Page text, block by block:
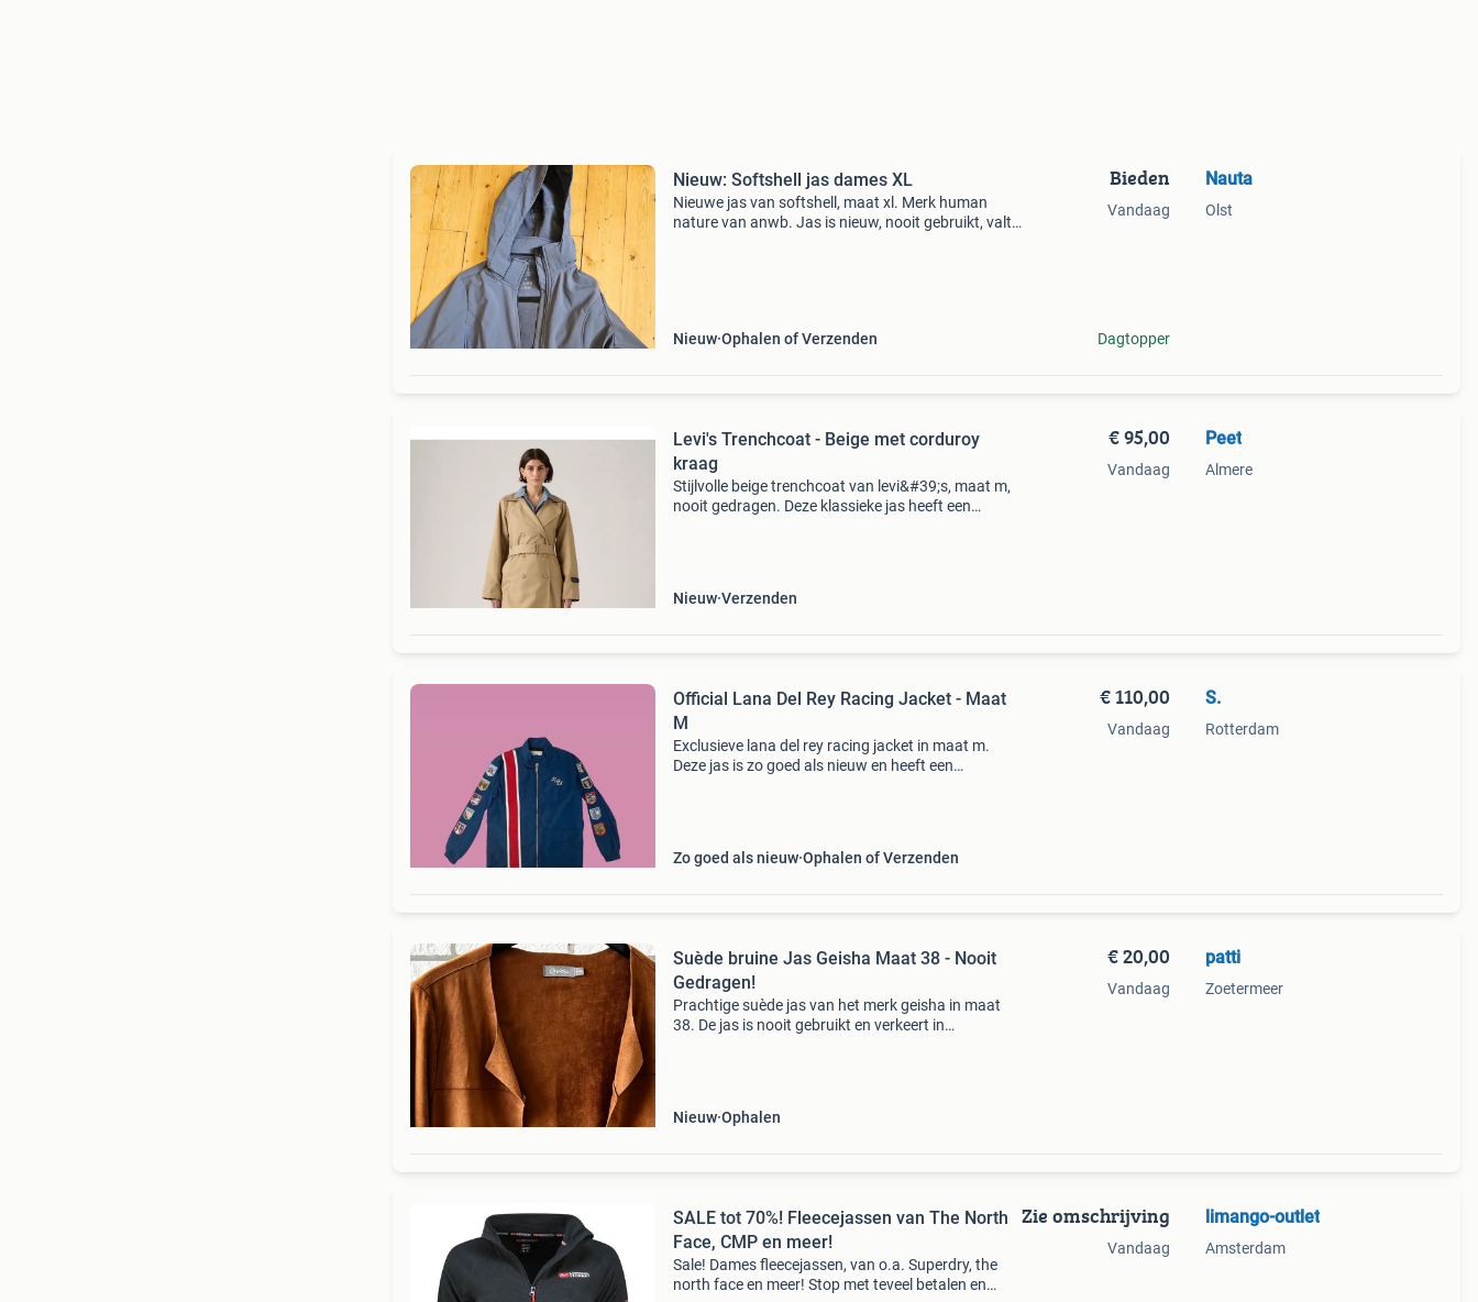
Nieuw: Softshell jas dames XL
Nieuwe jas van softshell, maat xl. Merk human
nature van anwb. Jas is nieuw, nooit gebruikt, valt
Nieuw Ophalen of Verzenden
Bieden
Vandaag
Dagtopper
Nauta
Olst
Levi's Trenchcoat - Beige met corduroy
kraag
Stijlvolle beige trenchcoat van levi&#39;s, maat m,
nooit gedragen. Deze klassieke jas heeft een
Nieuw Verzenden
€ 95,00
Vandaag
Peet
Almere
Official Lana Del Rey Racing Jacket - Maat
M
Exclusieve lana del rey racing jacket in maat m.
Deze jas is zo goed als nieuw en heeft een
Zo goed als nieuw Ophalen of Verzenden
€ 110,00
Vandaag
S.
Rotterdam
Suède bruine Jas Geisha Maat 38 - Nooit
Gedragen!
Prachtige suède jas van het merk geisha in maat
38. De jas is nooit gebruikt en verkeert in
Nieuw Ophalen
€ 20,00
Vandaag
patti
Zoetermeer
SALE tot 70%! Fleecejassen van The North
Face, CMP en meer!
Sale! Dames fleecejassen, van o.a. Superdry, the
north face en meer! Stop met teveel betalen en
Zie omschrijving
Vandaag
limango-outlet
Amsterdam